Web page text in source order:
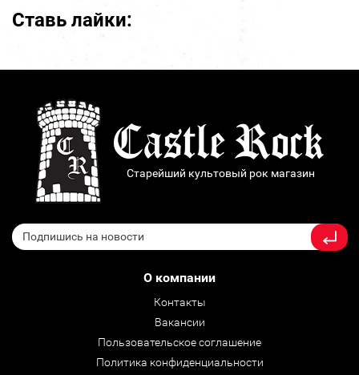
Ставь лайки:
Старейший культовый рок магазин
О компании
Контакты
Вакансии
Пользовательское соглашение
Политика конфиденциальности